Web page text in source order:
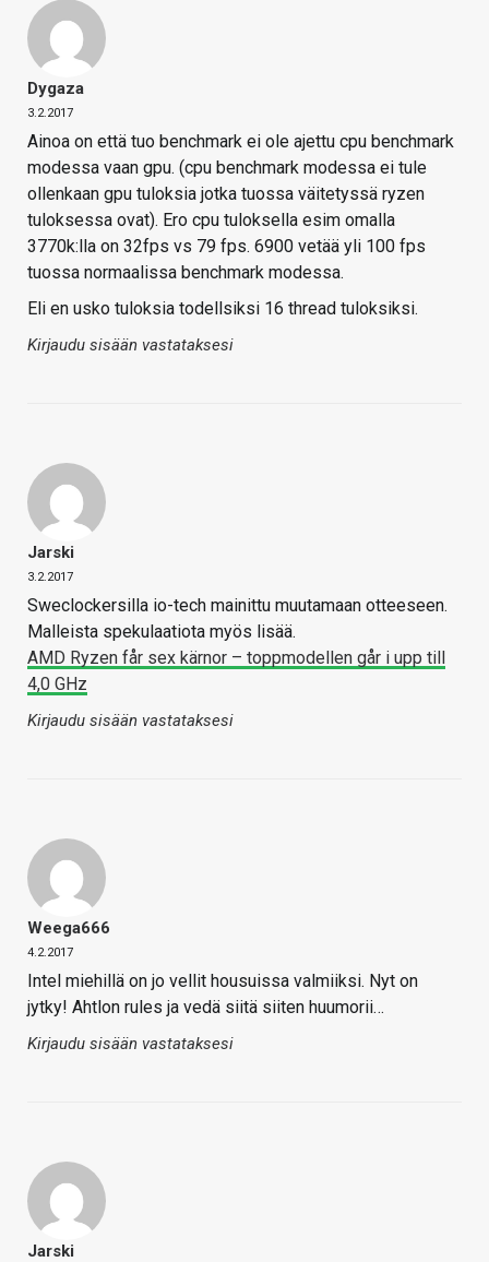
Dygaza
3.2.2017
Ainoa on että tuo benchmark ei ole ajettu cpu benchmark
modessa vaan gpu. (cpu benchmark modessa ei tule
ollenkaan gpu tuloksia jotka tuossa väitetyssä ryzen
tuloksessa ovat). Ero cpu tuloksella esim omalla
3770k:lla on 32fps vs 79 fps. 6900 vetää yli 100 fps
tuossa normaalissa benchmark modessa.
Eli en usko tuloksia todellsiksi 16 thread tuloksiksi.
Kirjaudu sisään vastataksesi
Jarski
3.2.2017
Sweclockersilla io-tech mainittu muutamaan otteeseen.
Malleista spekulaatiota myös lisää.
AMD Ryzen får sex kärnor – toppmodellen går i upp till
4,0 GHz
Kirjaudu sisään vastataksesi
Weega666
4.2.2017
Intel miehillä on jo vellit housuissa valmiiksi. Nyt on
jytky! Ahtlon rules ja vedä siitä siiten huumorii…
Kirjaudu sisään vastataksesi
Jarski